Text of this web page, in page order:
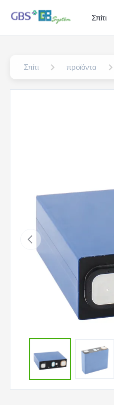
Σπίτι
Σπίτι προϊόντα